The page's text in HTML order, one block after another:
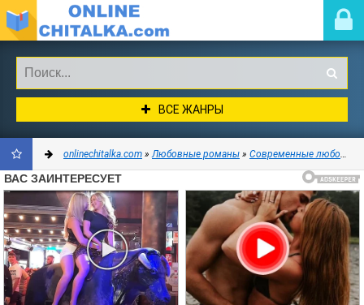
ВСЕ ЖАНРЫ
ДОБАВИТЬ
В
ЗАКЛАДКИ
onlinechitalka.com »Любовные романы » Современные любовные романы